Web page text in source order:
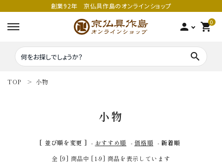
創業92年 京仏具作島のオンラインショップ
person 0
shopping_cart
search
寺院仏具
TOP 小物
小物
[ 並び順を変更 ] - おすすめ順 -価格順 -新着順
全 [9] 商品中 [1-9] 商品を表示しています